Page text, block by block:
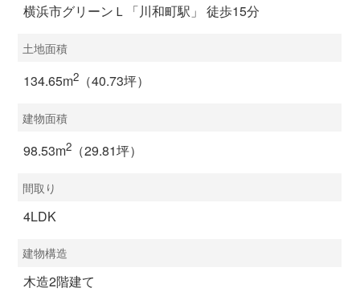
横浜市グリーンＬ「川和町駅」 徒歩15分
土地面積
134.65m2（40.73坪）
建物面積
98.53m2（29.81坪）
間取り
4LDK
建物構造
木造2階建て